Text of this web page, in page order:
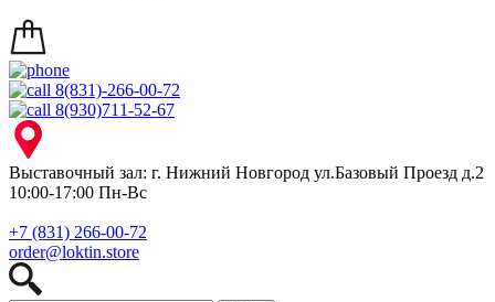
8(831)-266-00-72
8(930)711-52-67
Выставочный зал: г. Нижний Новгород ул.Базовый Проезд д.2
10:00-17:00 Пн-Вс
+7 (831) 266-00-72
order@loktin.store